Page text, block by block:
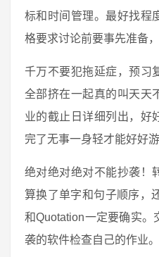
标和时间管理。最好找程
格要求讨论前要事先准备
千万不要犯拖延症，预习
全部挤在一起真的叫天天
业的截止日详细列出，好
完了无事一身轻才能好好游
绝对绝对绝对不能抄袭！
算换了单字和句子顺序，
和Quotation一定要确实。
袭的软件检查自己的作业。